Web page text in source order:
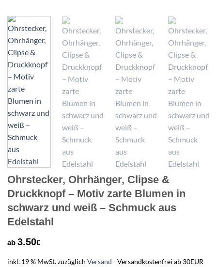
Ohrstecker, Ohrhänger, Clipse &
Druckknopf – Motiv zarte Blumen in
schwarz und weiß – Schmuck aus
Edelstahl
ab 3.50€
inkl. 19 % MwSt.zuzüglich Versand - Versandkostenfrei ab 30EUR